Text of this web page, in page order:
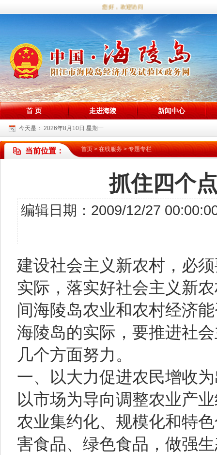
您好，欢迎访问海陵试验区政务网站！
首 页 走进海陵 新闻中心
今天是： 2026年8月10日 星期一
当前位置： 首页>在线服务>专题专栏
抓住四
编辑日期：2009/12/27
建设社会主义新农村，必
实际，落实好社会主义新
间海陵岛农业和农村经济
海陵岛的实际，要推进社
几个方面努力。
一、以大力促进农民增收
以市场为导向调整农业产
农业集约化、规模化和特
害食品、绿色食品，做强